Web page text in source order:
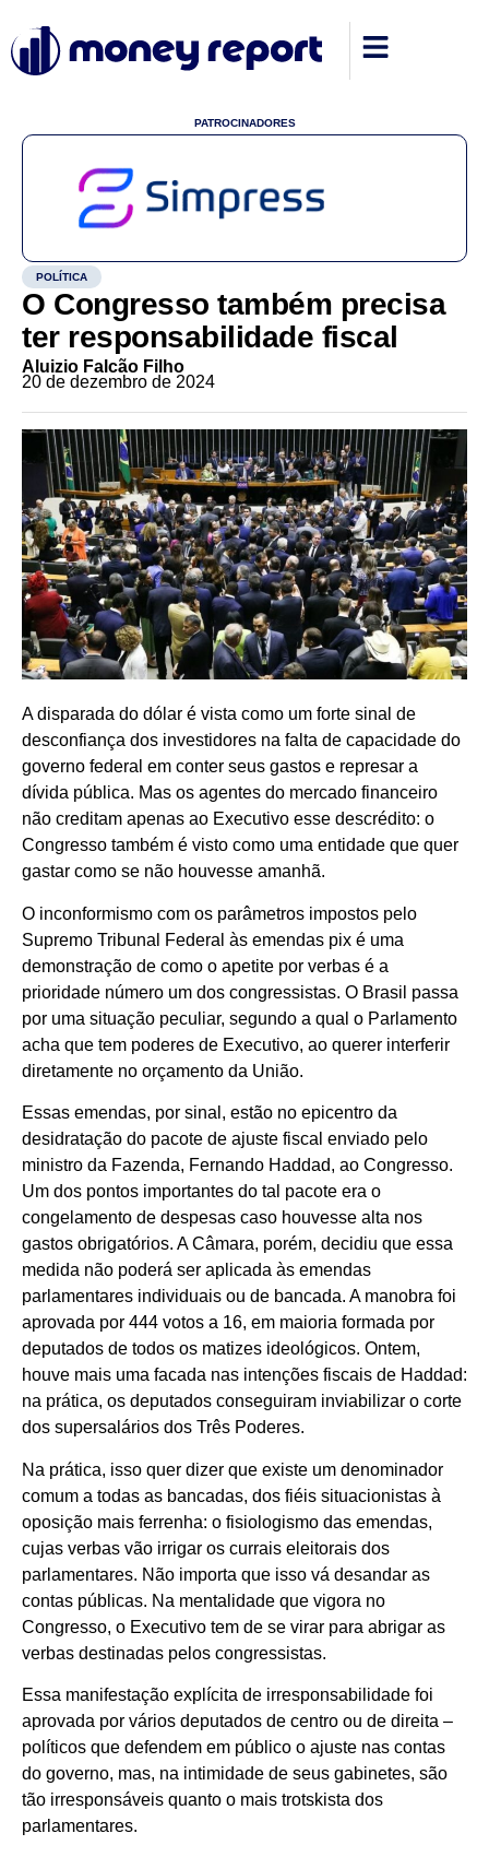
PATROCINADORES
POLÍTICA
O Congresso também precisa
ter responsabilidade fiscal
Aluizio Falcão Filho
20 de dezembro de 2024
A disparada do dólar é vista como um forte sinal de
desconfiança dos investidores na falta de capacidade do
governo federal em conter seus gastos e represar a
dívida pública. Mas os agentes do mercado financeiro
não creditam apenas ao Executivo esse descrédito: o
Congresso também é visto como uma entidade que quer
gastar como se não houvesse amanhã.
O inconformismo com os parâmetros impostos pelo
Supremo Tribunal Federal às emendas pix é uma
demonstração de como o apetite por verbas é a
prioridade número um dos congressistas. O Brasil passa
por uma situação peculiar, segundo a qual o Parlamento
acha que tem poderes de Executivo, ao querer interferir
diretamente no orçamento da União.
Essas emendas, por sinal, estão no epicentro da
desidratação do pacote de ajuste fiscal enviado pelo
ministro da Fazenda, Fernando Haddad, ao Congresso.
Um dos pontos importantes do tal pacote era o
congelamento de despesas caso houvesse alta nos
gastos obrigatórios. A Câmara, porém, decidiu que essa
medida não poderá ser aplicada às emendas
parlamentares individuais ou de bancada. A manobra foi
aprovada por 444 votos a 16, em maioria formada por
deputados de todos os matizes ideológicos. Ontem,
houve mais uma facada nas intenções fiscais de Haddad:
na prática, os deputados conseguiram inviabilizar o corte
dos supersalários dos Três Poderes.
Na prática, isso quer dizer que existe um denominador
comum a todas as bancadas, dos fiéis situacionistas à
oposição mais ferrenha: o fisiologismo das emendas,
cujas verbas vão irrigar os currais eleitorais dos
parlamentares. Não importa que isso vá desandar as
contas públicas. Na mentalidade que vigora no
Congresso, o Executivo tem de se virar para abrigar as
verbas destinadas pelos congressistas.
Essa manifestação explícita de irresponsabilidade foi
aprovada por vários deputados de centro ou de direita –
políticos que defendem em público o ajuste nas contas
do governo, mas, na intimidade de seus gabinetes, são
tão irresponsáveis quanto o mais trotskista dos
parlamentares.